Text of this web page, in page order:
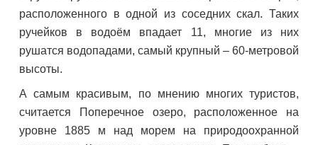
расположенного в одной из соседних скал. Таких
ручейков в водоём впадает 11, многие из них
рушатся водопадами, самый крупный – 60-метровой
высоты.
А самым красивым, по мнению многих туристов,
считается Поперечное озеро, расположенное на
уровне 1885 м над морем на природоохранной